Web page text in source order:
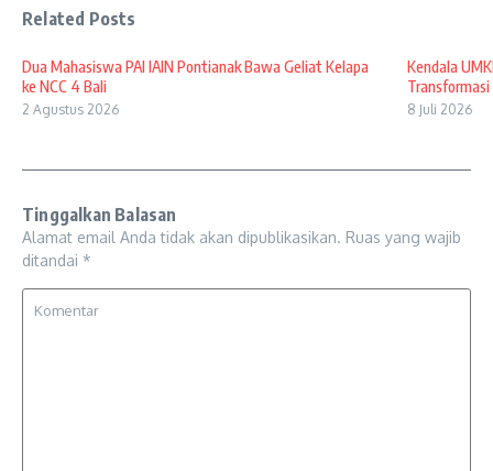
Related Posts
Dua Mahasiswa PAI IAIN Pontianak Bawa Geliat Kelapa
ke NCC 4 Bali
2 Agustus 2026
Kendala
Transformasi
8 Juli 2026
Tinggalkan Balasan
Alamat email Anda tidak akan dipublikasikan. Ruas yang wajib
ditandai *